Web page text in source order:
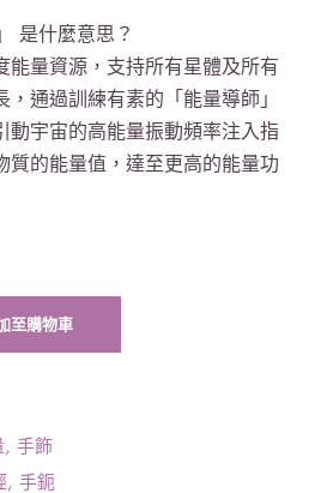
是什麼意思？
能量資源，支持所有星體及所有
通過訓練有素的「能量導師」
動宇宙的高能量振動頻率注入指
質的能量值，達至更高的能量功
至購物車
, 手飾
, 手鈪